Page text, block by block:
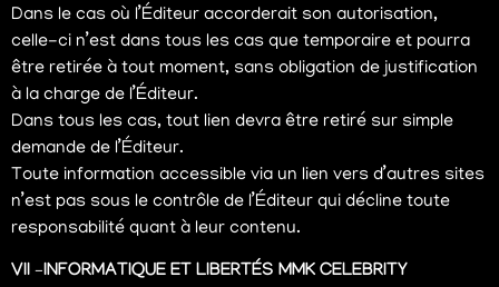
Dans le cas où l’Éditeur accorderait son autorisation,
celle-ci n’est dans tous les cas que temporaire et pourra
être retirée à tout moment, sans obligation de justification
à la charge de l’Éditeur.
Dans tous les cas, tout lien devra être retiré sur simple
demande de l’Éditeur.
Toute information accessible via un lien vers d’autres sites
n’est pas sous le contrôle de l’Éditeur qui décline toute
responsabilité quant à leur contenu.
VII –INFORMATIQUE ET LIBERTÉS MMK CELEBRITY